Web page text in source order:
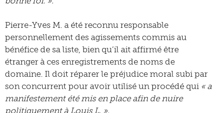
Pierre-Yves M. a été reconnu responsable
personnellement des agissements commis au
bénéfice de sa liste, bien qu’il ait affirmé être
étranger à ces enregistrements de noms de
domaine. Il doit réparer le préjudice moral subi par
son concurrent pour avoir utilisé un procédé qui « a
manifestement été mis en place afin de nuire
politiquement à Louis L. ».